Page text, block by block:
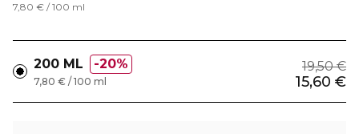
7,80 € / 100 ml
200 ML 20% 19,50 €
15,60 €
7,80 € / 100 ml